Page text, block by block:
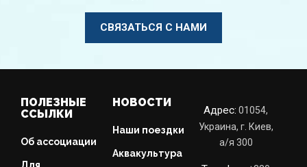
СВЯЗАТЬСЯ С НАМИ
ПОЛЕЗНЫЕ
ССЫЛКИ
Об ассоциации
НОВОСТИ
Наши поездки
Аквакультура
Адрес: 01054,
Украина, г. Киев,
a/я 300